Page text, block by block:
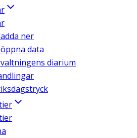
ner
data
diarium